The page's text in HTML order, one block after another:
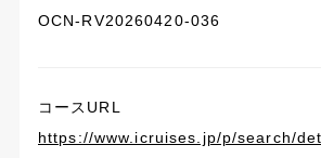
OCN-RV20260420-036
コースURL
https://www.icruises.jp/p/search/